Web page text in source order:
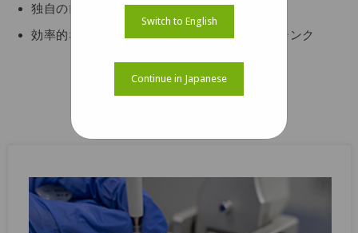
独自の歯科用ルーペ要件を満たす小型ボード
効率的な熱放散のためのアルミニウムヒートシンク
ケーススタディをダウンロード
Switch to English
Continue in Japanese